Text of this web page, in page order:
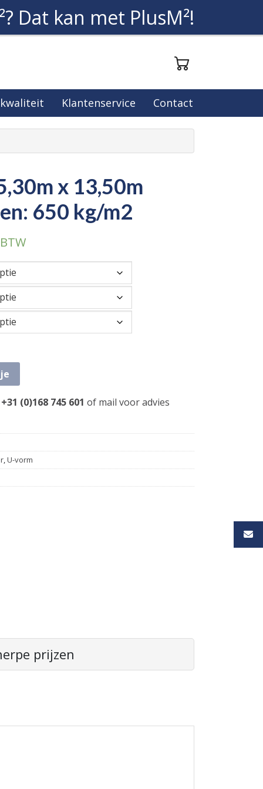
Dat kan met PlusM²!
Klantenservice Contact
x 13,50m
650 kg/m2
650 kg/m2 aantal
+31 (0)168 745 601 of mail voor advies
,U-vorm
prijzen